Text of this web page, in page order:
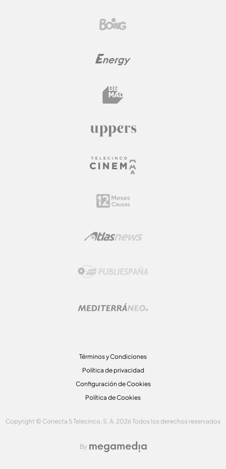
Términos y Condiciones
Política de privacidad
Configuración de Cookies
Política de Cookies
Copyright © Conecta 5 Telecinco, S. A. 2026 Todos los derechos reservados
By